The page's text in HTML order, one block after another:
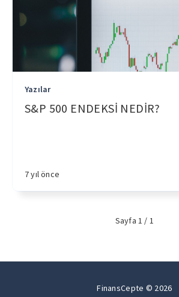
Yazılar
S&P 500 ENDEKSİ NEDİR?
7 yıl önce
Sayfa 1 / 1
FinansCepte © 2026